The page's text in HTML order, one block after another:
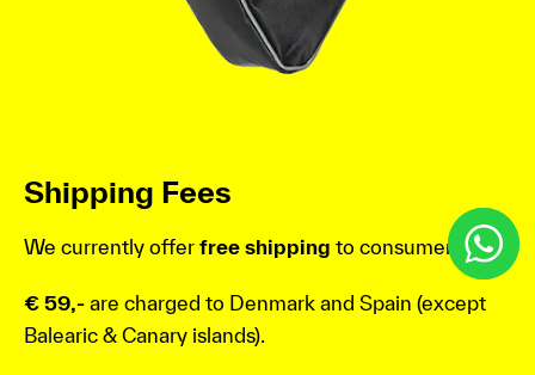
Shipping Fees
We currently offer free shipping to consumers in
€ 59,- are charged to Denmark and Spain (except
Balearic & Canary islands).